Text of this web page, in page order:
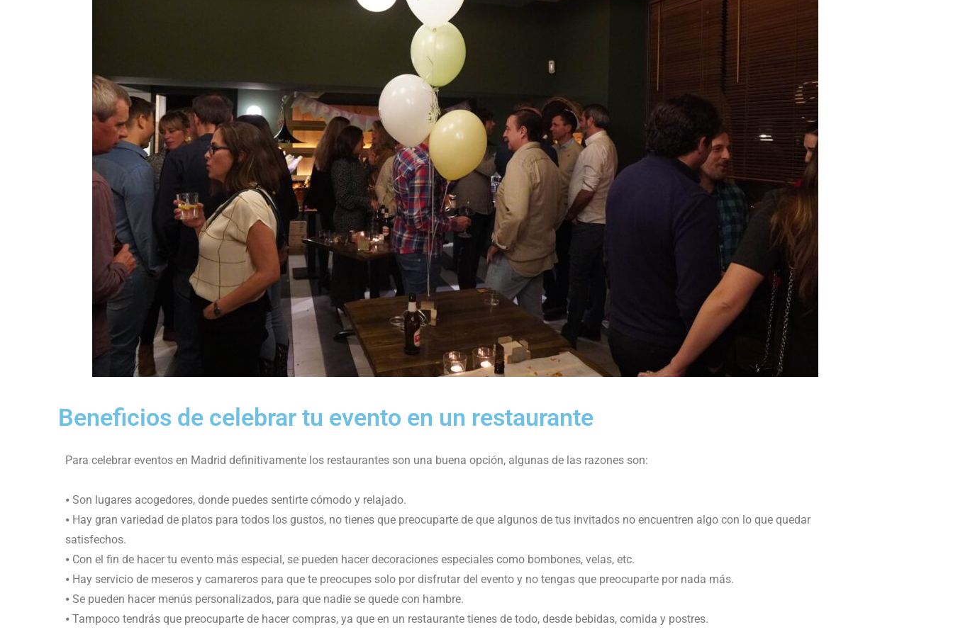
Beneficios de celebrar tu evento en un restaurante
Para celebrar eventos en Madrid definitivamente los restaurantes son una buena opción, algunas de las razones son:
⦁ Son lugares acogedores, donde puedes sentirte cómodo y relajado.
⦁ Hay gran variedad de platos para todos los gustos, no tienes que preocuparte de que algunos de tus invitados no encuentren algo con lo que quedar
satisfechos.
⦁ Con el fin de hacer tu evento más especial, se pueden hacer decoraciones especiales como bombones, velas, etc.
⦁ Hay servicio de meseros y camareros para que te preocupes solo por disfrutar del evento y no tengas que preocuparte por nada más.
⦁ Se pueden hacer menús personalizados, para que nadie se quede con hambre.
⦁ Tampoco tendrás que preocuparte de hacer compras, ya que en un restaurante tienes de todo, desde bebidas, comida y postres.